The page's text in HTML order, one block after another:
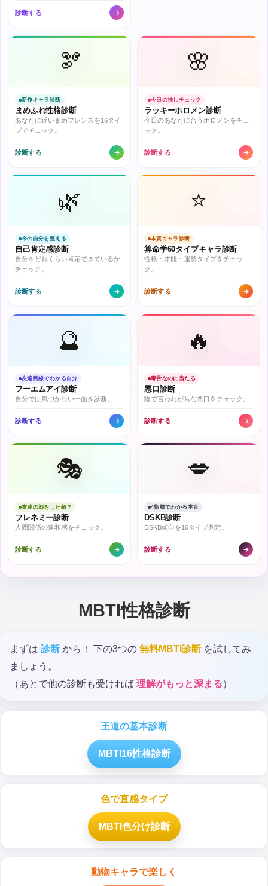
診断する
🫘
新作キャラ診断
まめふれ性格診断
あなたに近いまめフレンズを16タイ
プでチェック。
診断する
🌸
今日の推しチェック
ラッキーホロメン診断
今日のあなたに合うホロメンをチェ
ック。
診断する
🌿
今の自分を整える
自己肯定感診断
自分をどれくらい肯定できているか
チェック。
診断する
⭐
本質キャラ診断
算命学60タイプキャラ診断
性格・才能・運勢タイプをチェッ
ク。
診断する
🔮
友達目線でわかる自分
フーエムアイ診断
自分では気づかない一面を診断。
診断する
🔥
毒舌なのに当たる
悪口診断
陰で言われがちな悪口をチェック。
診断する
🎭
友達の顔をした敵？
フレネミー診断
人間関係の違和感をチェック。
診断する
💋
4指標でわかる本音
DSKB診断
DSKB傾向を16タイプ判定。
診断する
MBTI性格診断
まずは 診断 から！ 下の3つの 無料MBTI診断を試してみ
ましょう。
（あとで他の診断も受ければ 理解がもっと深まる）
王道の基本診断
MBTI16性格診断
色で直感タイプ
MBTI色分け診断
動物キャラで楽しく